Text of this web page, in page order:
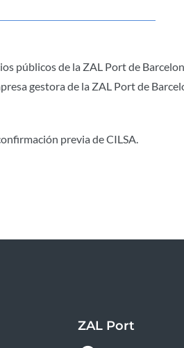
públicos de la ZAL Port de
gestora de la ZAL Port de
previa de CILSA.
ZAL Port